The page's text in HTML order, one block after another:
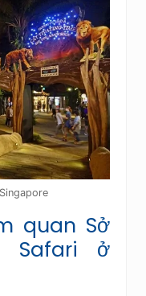
quan Sở
Safari ở